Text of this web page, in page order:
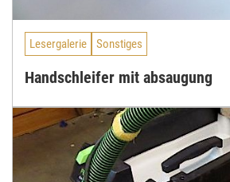
Lesergalerie Sonstiges
Handschleifer mit absaugung